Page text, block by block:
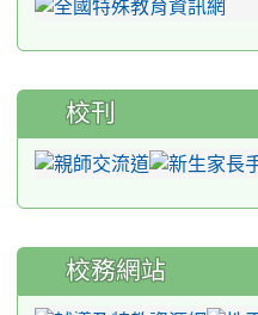
校刊
校務網站